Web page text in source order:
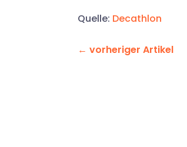
Quelle: Decathlon
← vorheriger Artikel